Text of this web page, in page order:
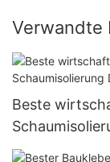
Verwandte
Beste